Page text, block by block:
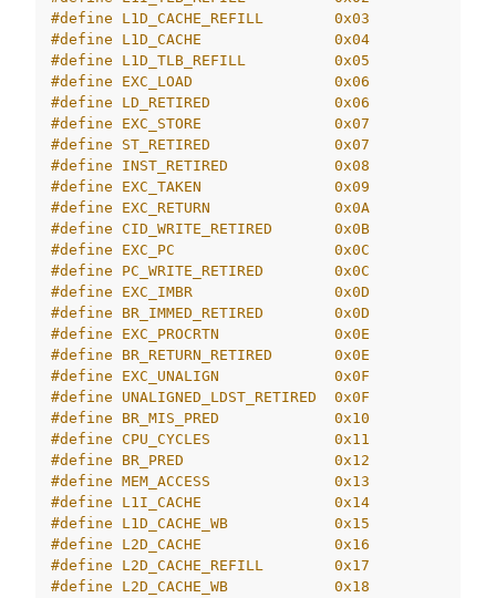
navigation of SOLID-IDE
navigation of SOLID ツールチェーン
navigation of SOLID-Rust
navigation of ベアメタル
navigation of シミュレータ
navigation of トラブルシューティング
navigation of Open Source Software used in SOLID
#define L1D_CACHE_REFILL        0x03
#define L1D_CACHE               0x04
#define L1D_TLB_REFILL          0x05
#define EXC_LOAD                0x06
#define LD_RETIRED              0x06
#define EXC_STORE               0x07
#define ST_RETIRED              0x07
#define INST_RETIRED            0x08
#define EXC_TAKEN               0x09
#define EXC_RETURN              0x0A
#define CID_WRITE_RETIRED       0x0B
#define EXC_PC                  0x0C
#define PC_WRITE_RETIRED        0x0C
#define EXC_IMBR                0x0D
#define BR_IMMED_RETIRED        0x0D
#define EXC_PROCRTN             0x0E
#define BR_RETURN_RETIRED       0x0E
#define EXC_UNALIGN             0x0F
#define UNALIGNED_LDST_RETIRED  0x0F
#define BR_MIS_PRED             0x10
#define CPU_CYCLES              0x11
#define BR_PRED                 0x12
#define MEM_ACCESS              0x13
#define L1I_CACHE               0x14
#define L1D_CACHE_WB            0x15
#define L2D_CACHE               0x16
#define L2D_CACHE_REFILL        0x17
#define L2D_CACHE_WB            0x18